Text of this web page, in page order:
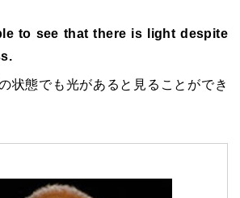
to see that there is light despite
状態でも光があると見ることができ